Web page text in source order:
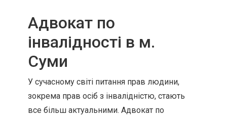
Адвокат по
інвалідності в м.
Суми
У сучасному світі питання прав людини,
зокрема прав осіб з інвалідністю, стають
все більш актуальними. Адвокат по